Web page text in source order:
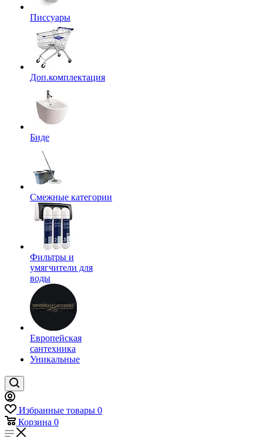
Писсуары
Доп.комплектация
Биде
Смежные категории
Фильтры и
умягчители для
воды
Европейская
сантехника
Уникальные
Избранные товары 0
Корзина 0